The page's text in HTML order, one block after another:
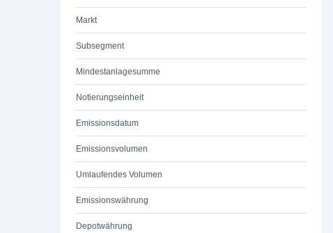
Markt
Subsegment
Mindestanlagesumme
Notierungseinheit
Emissionsdatum
Emissionsvolumen
Umlaufendes Volumen
Emissionswährung
Depotwährung